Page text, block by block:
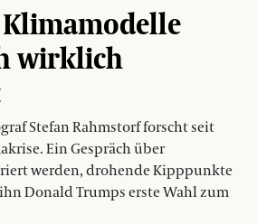
Klimamodelle
wirklich
Stefan Rahmstorf forscht seit
Ein Gespräch über
werden, drohende Kipppunkte
Donald Trumps erste Wahl zum